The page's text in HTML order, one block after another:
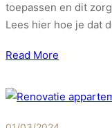
toepassen en dit
Lees hier hoe je dat
Read More